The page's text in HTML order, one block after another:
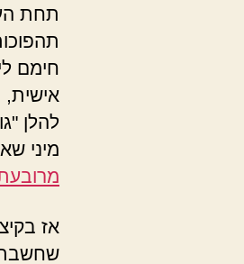
תחת
חימם
אישית,
להלן
מיני
אז